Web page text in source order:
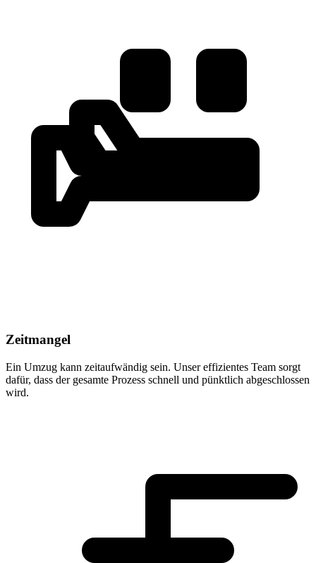
Zeitmangel
Ein Umzug kann zeitaufwändig sein. Unser effizientes Team sorgt
dafür, dass der gesamte Prozess schnell und pünktlich abgeschlossen
wird.